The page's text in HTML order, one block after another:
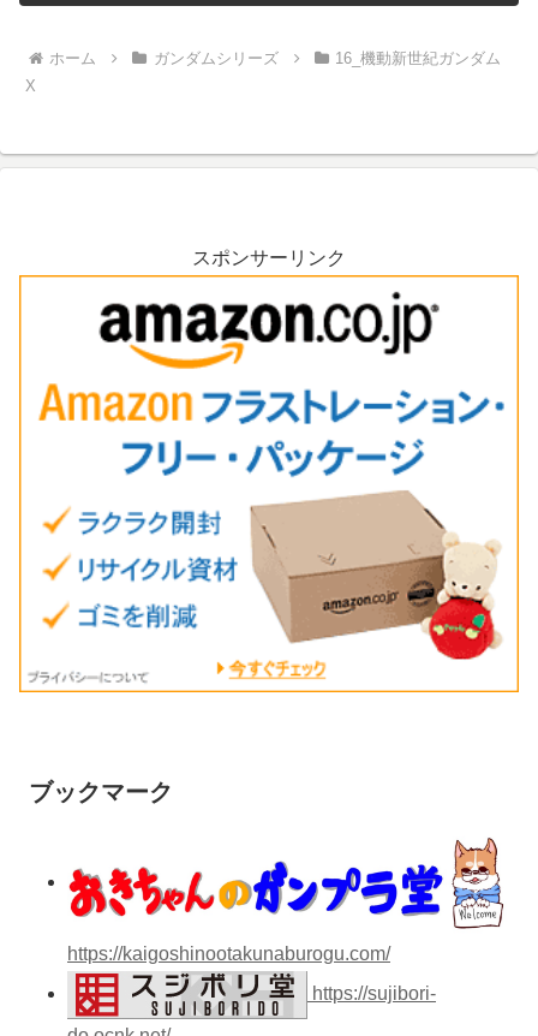
ホーム ガンダムシリーズ
16_機動新世紀ガンダム
X
スポンサーリンク
ブックマーク
https://kaigoshinootakunaburogu.com/
https://sujibori-